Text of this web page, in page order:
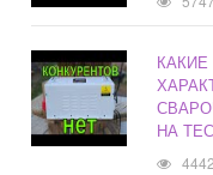
НА
4442